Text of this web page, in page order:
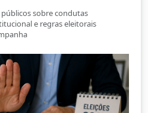
sobre condutas
e regras eleitorais